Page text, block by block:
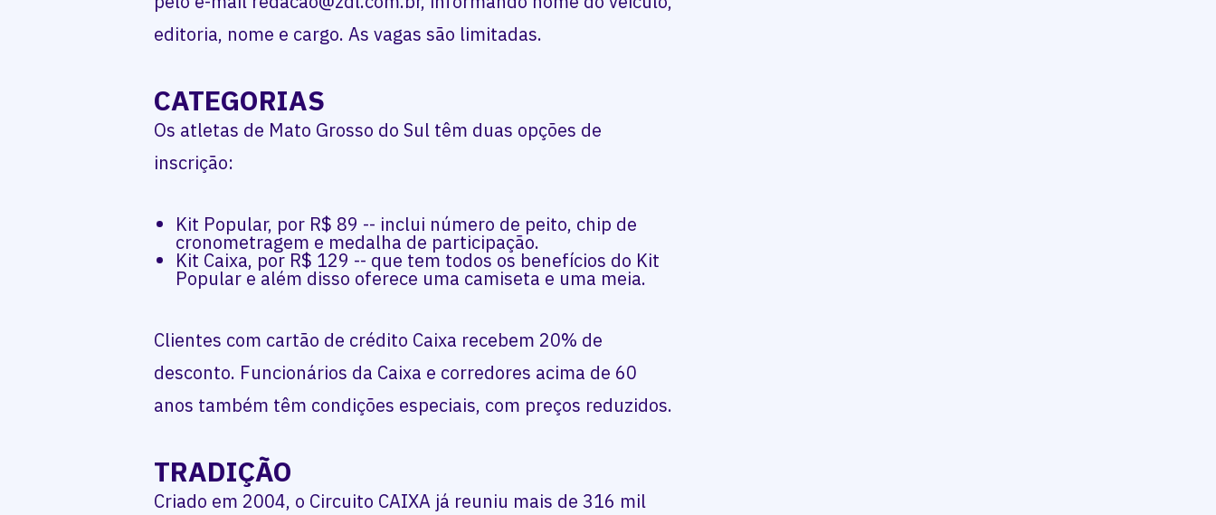
editoria, nome e cargo. As vagas são limitadas.
CATEGORIAS
Os atletas de Mato Grosso do Sul têm duas opções de
inscrição:
Kit Popular, por R$ 89 -- inclui número de peito, chip de
cronometragem e medalha de participação.
Kit Caixa, por R$ 129 -- que tem todos os benefícios do Kit
Popular e além disso oferece uma camiseta e uma meia.
Clientes com cartão de crédito Caixa recebem 20% de
desconto. Funcionários da Caixa e corredores acima de 60
anos também têm condições especiais, com preços reduzidos.
TRADIÇÃO
Criado em 2004, o Circuito CAIXA já reuniu mais de 316 mil